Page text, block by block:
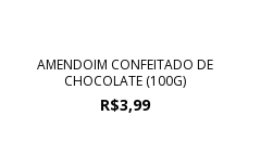
AMENDOIM CONFEITADO DE
CHOCOLATE (100G)
R$3,99